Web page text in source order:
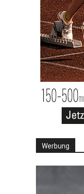
Werbung